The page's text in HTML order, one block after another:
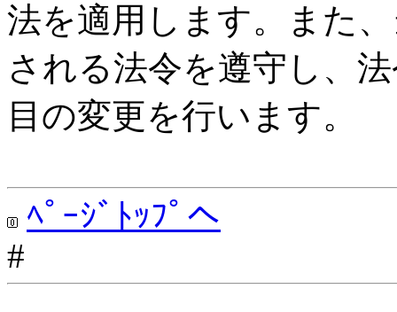
法を適用します。また
される法令を遵守し、
目の変更を行います。
ﾍﾟｰｼﾞﾄｯﾌﾟへ
#